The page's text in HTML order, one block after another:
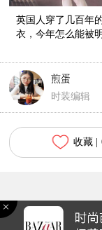
英国人穿了几百年
衣，今年怎么能被
煎蛋
时装编辑
收藏 |
Copyright © 2017